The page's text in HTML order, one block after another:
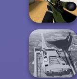
Deadshot.io